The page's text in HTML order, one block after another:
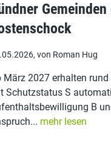
von Roman Hug
März 2027 erhalten
Schutzstatus S
B
mehr lesen